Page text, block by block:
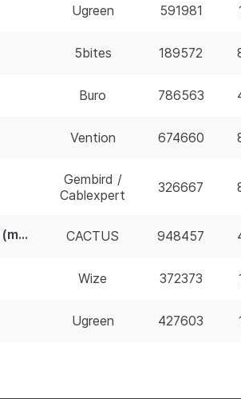
Ugreen 591981
5bites 189572
Buro 786563
Vention 674660
Gembird /
Cablexpert
326667
Кабель аудио-видео Cactus CS-HDMI-AOC-2-20 HDMI (m)/HDMI (m) 20м. позолоч.конт. черный CS-HDMI-AOC-2-20 CACTUS 948457
Wize 372373
Ugreen 427603